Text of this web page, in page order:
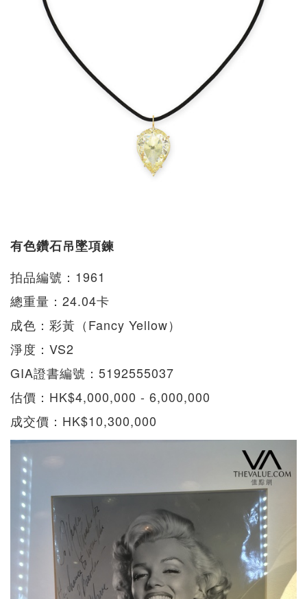
有色鑽石吊墜項鍊
拍品編號：1961
總重量：24.04卡
成色：彩黃（Fancy Yellow）
淨度：VS2
GIA證書編號：5192555037
估價：HK$4,000,000 - 6,000,000
成交價：HK$10,300,000